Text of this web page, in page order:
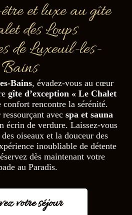
et luxe au gîte
des Loups
de Luxeuil-les-
Bains
Bains, évadez-vous au cœur
gîte d’exception « Le Chalet
confort rencontre la sérénité.
ressourçant avecspa et sauna
écrin de verdure. Laissez-vous
oiseaux et la douceur des
inoubliable de détente
dès maintenant votre
au Paradis.
votre séjour